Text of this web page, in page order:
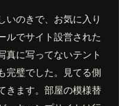
いのきで、お気に入り
ルでサイト設営された
真に写ってないテント
完璧でした。見てる側
きます。部屋の模様替